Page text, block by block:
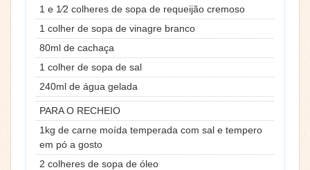
1 e 1⁄2 colheres de sopa de requeijão cremoso
1 colher de sopa de vinagre branco
80ml de cachaça
1 colher de sopa de sal
240ml de água gelada
PARA O RECHEIO
1kg de carne moída temperada com sal e tempero
em pó a gosto
2 colheres de sopa de óleo